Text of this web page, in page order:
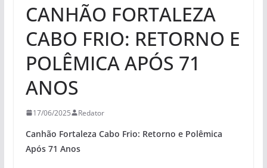
CANHÃO FORTALEZA
CABO FRIO: RETORNO E
POLÊMICA APÓS 71
ANOS
17/06/2025 Redator
Canhão Fortaleza Cabo Frio: Retorno e Polêmica
Após 71 Anos